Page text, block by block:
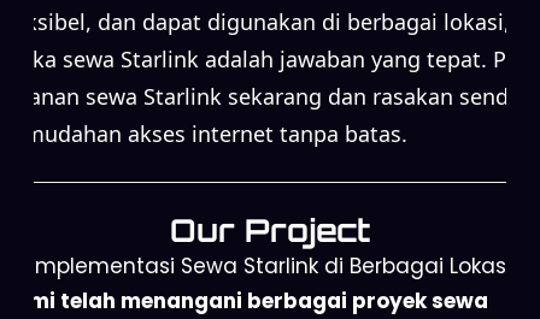
fleksibel, dan dapat digunakan di berbagai lokasi,
maka sewa Starlink adalah jawaban yang tepat. Pilih
layanan sewa Starlink sekarang dan rasakan sendiri
kemudahan akses internet tanpa batas.
Our Project
Implementasi Sewa Starlink di Berbagai Lokasi
Kami telah menangani berbagai proyek sewa